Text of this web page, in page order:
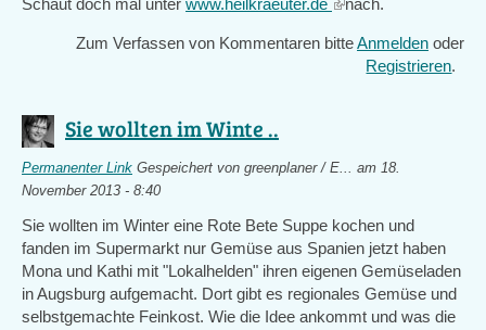
Schaut doch mal unter www.heilkraeuter.de (link
external)
nach.
Zum Verfassen von Kommentaren bitteAnmelden oder
Registrieren.
Sie wollten im Winte ..
Permanenter Link Gespeichert von greenplaner / E... am 18.
November 2013 - 8:40
Sie wollten im Winter eine Rote Bete Suppe kochen und
fanden im Supermarkt nur Gemüse aus Spanien jetzt haben
Mona und Kathi mit "Lokalhelden" ihren eigenen Gemüseladen
in Augsburg aufgemacht. Dort gibt es regionales Gemüse und
selbstgemachte Feinkost. Wie die Idee ankommt und was die